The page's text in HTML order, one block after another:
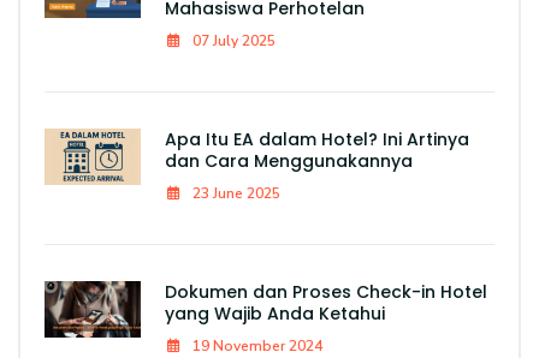
Mahasiswa Perhotelan
07 July 2025
Apa Itu EA dalam Hotel? Ini Artinya
dan Cara Menggunakannya
23 June 2025
Dokumen dan Proses Check-in Hotel
yang Wajib Anda Ketahui
19 November 2024